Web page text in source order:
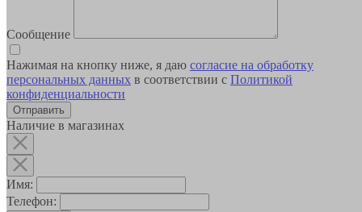
Сообщение
Нажимая на кнопку ниже, я даю согласие на обработку
персональных данных в соответствии с Политикой
конфиденциальности
Наличие в магазинах
Имя:
Телефон: